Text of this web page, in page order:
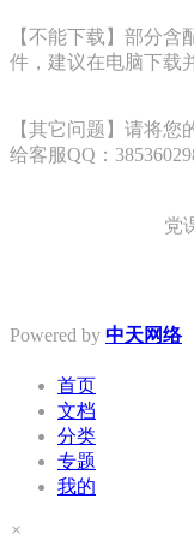
【不能下载】部分含
件，建议在电脑下载
【其它问题】请将
给客服QQ：
党
Powered by 中天网络
首页
文档
分类
专题
我的